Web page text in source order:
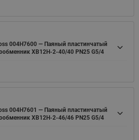
004H7600 — Паяный пластинчатый
XB12H-2-40/40 PN25 G5/4
004H7601 — Паяный пластинчатый
XB12H-2-46/46 PN25 G5/4